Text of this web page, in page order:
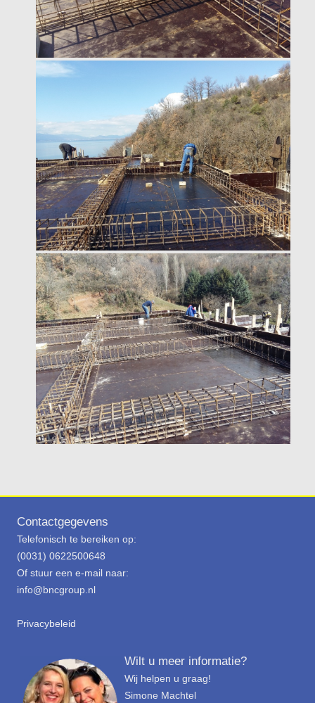
Contactgegevens
Telefonisch te bereiken op:
(0031) 0622500648
Of stuur een e-mail naar:
info@bncgroup.nl
Privacybeleid
Wilt u meer informatie?
Wij helpen u graag!
Simone Machtel